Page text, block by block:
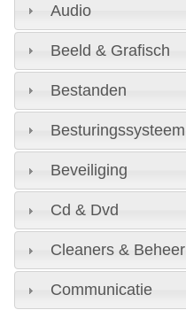
Audio
Beeld & Grafisch
Bestanden
Besturingssysteem
Beveiliging
Cd & Dvd
Cleaners & Beheer
Communicatie